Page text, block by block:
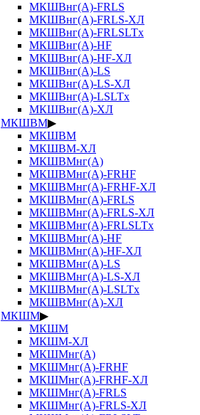
МКШВнг(А)-FRLS
МКШВнг(А)-FRLS-ХЛ
МКШВнг(А)-FRLSLTx
МКШВнг(А)-HF
МКШВнг(А)-HF-ХЛ
МКШВнг(А)-LS
МКШВнг(А)-LS-ХЛ
МКШВнг(А)-LSLTx
МКШВнг(А)-ХЛ
МКШВМ▶
МКШВМ
МКШВМ-ХЛ
МКШВМнг(А)
МКШВМнг(А)-FRHF
МКШВМнг(А)-FRHF-ХЛ
МКШВМнг(А)-FRLS
МКШВМнг(А)-FRLS-ХЛ
МКШВМнг(А)-FRLSLTx
МКШВМнг(А)-HF
МКШВМнг(А)-HF-ХЛ
МКШВМнг(А)-LS
МКШВМнг(А)-LS-ХЛ
МКШВМнг(А)-LSLTx
МКШВМнг(А)-ХЛ
МКШМ▶
МКШМ
МКШМ-ХЛ
МКШМнг(А)
МКШМнг(А)-FRHF
МКШМнг(А)-FRHF-ХЛ
МКШМнг(А)-FRLS
МКШМнг(А)-FRLS-ХЛ